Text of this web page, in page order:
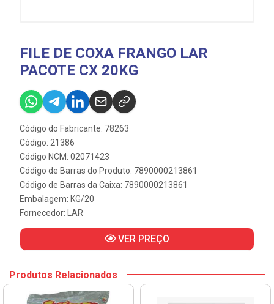
FILE DE COXA FRANGO LAR
PACOTE CX 20KG
Código do Fabricante: 78263
Código: 21386
Código NCM: 02071423
Código de Barras do Produto: 7890000213861
Código de Barras da Caixa: 7890000213861
Embalagem: KG/20
Fornecedor: LAR
VER PREÇO
Produtos Relacionados